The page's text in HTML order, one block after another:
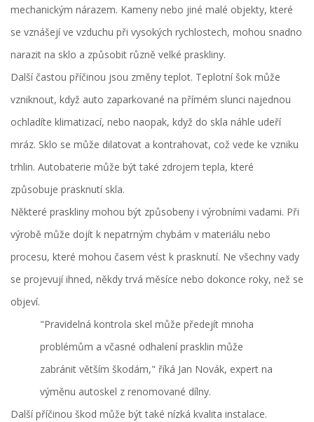
mechanickým nárazem. Kameny nebo jiné malé objekty, které
se vznášejí ve vzduchu při vysokých rychlostech, mohou snadno
narazit na sklo a způsobit různě velké praskliny.
Další častou příčinou jsou změny teplot. Teplotní šok může
vzniknout, když auto zaparkované na přímém slunci najednou
ochladíte klimatizací, nebo naopak, když do skla náhle udeří
mráz. Sklo se může dilatovat a kontrahovat, což vede ke vzniku
trhlin. Autobaterie může být také zdrojem tepla, které
způsobuje prasknutí skla.
Některé praskliny mohou být způsobeny i výrobními vadami. Při
výrobě může dojít k nepatrným chybám v materiálu nebo
procesu, které mohou časem vést k prasknutí. Ne všechny vady
se projevují ihned, někdy trvá měsíce nebo dokonce roky, než se
objeví.
"Pravidelná kontrola skel může předejít mnoha
problémům a včasné odhalení prasklin může
zabránit větším škodám," říká Jan Novák, expert na
výměnu autoskel z renomované dílny.
Další příčinou škod může být také nízká kvalita instalace.